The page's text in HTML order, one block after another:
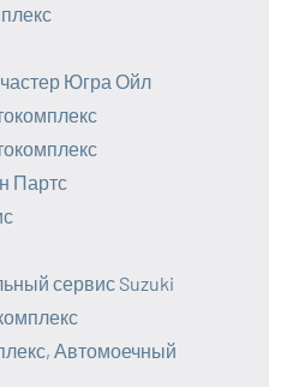
Югра Ойл
Партс
сервис Suzuki
Автомоечный